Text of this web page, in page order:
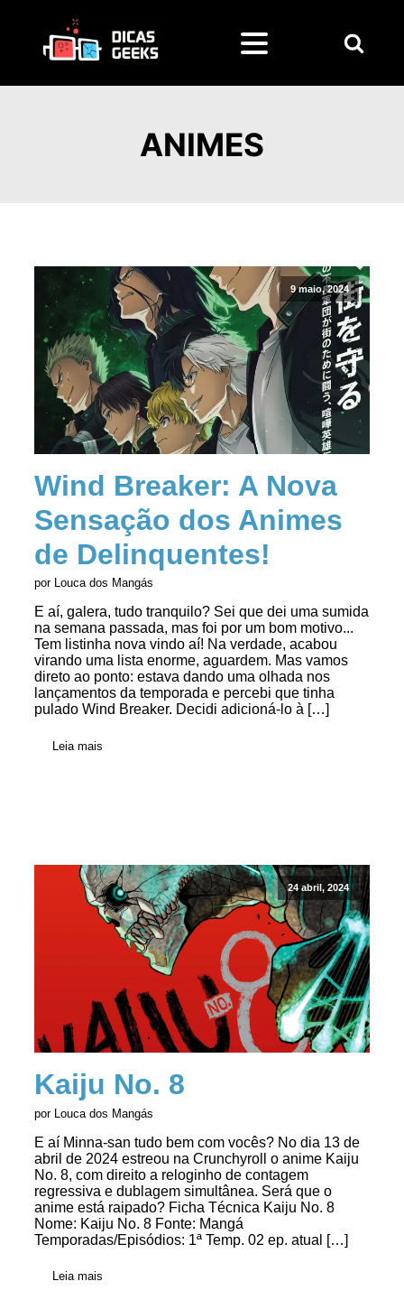
ANIMES
9 maio, 2024
Wind Breaker: A Nova
Sensação dos Animes
de Delinquentes!
por Louca dos Mangás
E aí, galera, tudo tranquilo? Sei que dei uma sumida
na semana passada, mas foi por um bom motivo...
Tem listinha nova vindo aí! Na verdade, acabou
virando uma lista enorme, aguardem. Mas vamos
direto ao ponto: estava dando uma olhada nos
lançamentos da temporada e percebi que tinha
pulado Wind Breaker. Decidi adicioná-lo à […]
Leia mais
24 abril, 2024
Kaiju No. 8
por Louca dos Mangás
E aí Minna-san tudo bem com vocês? No dia 13 de
abril de 2024 estreou na Crunchyroll o anime Kaiju
No. 8, com direito a reloginho de contagem
regressiva e dublagem simultânea. Será que o
anime está raipado? Ficha Técnica Kaiju No. 8
Nome: Kaiju No. 8 Fonte: Mangá
Temporadas/Episódios: 1ª Temp. 02 ep. atual […]
Leia mais